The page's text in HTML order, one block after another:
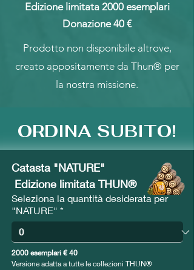
Edizione limitata 2000 esemplari
Donazione 40 €
Prodotto non disponibile altrove,
creato appositamente da Thun® per
la nostra missione.
ORDINA SUBITO!
Catasta "NATURE"
Edizione limitata THUN®
Seleziona la quantità desiderata per
"NATURE" *
2000 esemplari € 40
Versione adatta a tutte le collezioni THUN®